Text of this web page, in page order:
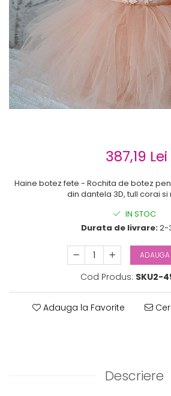
Cercei de aur lungi cu lant
Cercei din aur tortite
Cercei din aur alb
Cercei aur cu surub
387,19 Lei
Haine botez fete - Rochita de botez
din dantela 3D, tull corai si
IN STOC
Durata de livrare:2-
Cod Produs: SKU2-
Adauga la Favorite
Descriere